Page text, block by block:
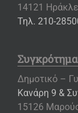
14121
Τηλ. 210-
Δημοτικό –
Κανάρη 9 &
15126